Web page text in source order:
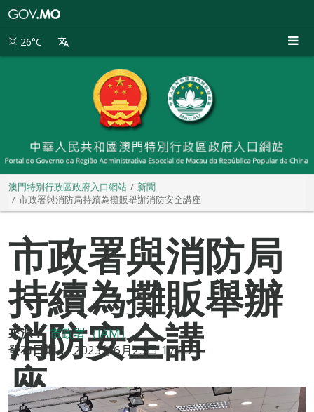
別
26°C
澳門特別行政區政府入口網站
新聞
市政署與消防局持續為攤販舉辦消防安全講座
市政署與消防局
持續為攤販舉辦
消防安全講
座
來源： 市政署（IAM）
發布日期： 2023年6月23日 17:53